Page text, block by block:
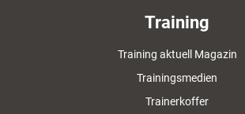
Training
Training aktuell Magazin
Trainingsmedien
Trainerkoffer